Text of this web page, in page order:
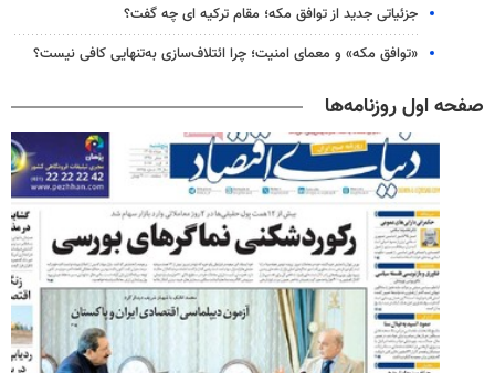
جزئیاتی جدید از توافق مکه؛ مقام ترکیه ای چه گفت؟
«توافق مکه» و معمای امنیت؛ چرا ائتلاف‌سازی به‌تنهایی کافی نیست؟
صفحه اول روزنامه‌ها